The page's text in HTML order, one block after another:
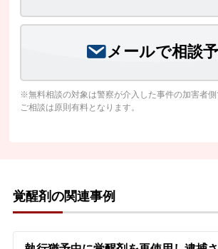
メールで相談
※無料相談の対象は警察が介入した事件の加害者
ご相談は原則有料となります。
覚醒剤の関連事例